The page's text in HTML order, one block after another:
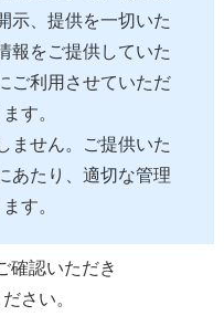
示、提供を一切いた
報をご提供していた
ご利用させていただ
す。
ません。ご提供いた
あたり、適切な管理
す。
確認いただき
さい。